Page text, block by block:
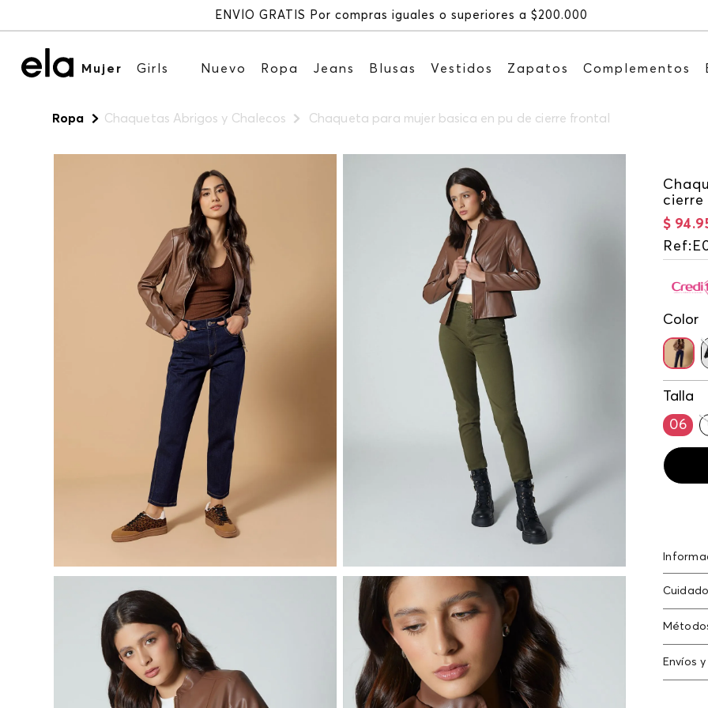
Recibe: 15%OFF suscribiéndote a nuestro
Mujer Girls Nuevo Ropa Jeans Blusas Vestidos Zapatos Complementos
Ropa Chaquetas Abrigos y Chalecos Chaqueta para mujer basica en pu de cierre frontal
cierre
$ 94.
Ref:
Color
Talla
06
Lavado
no
Envíos